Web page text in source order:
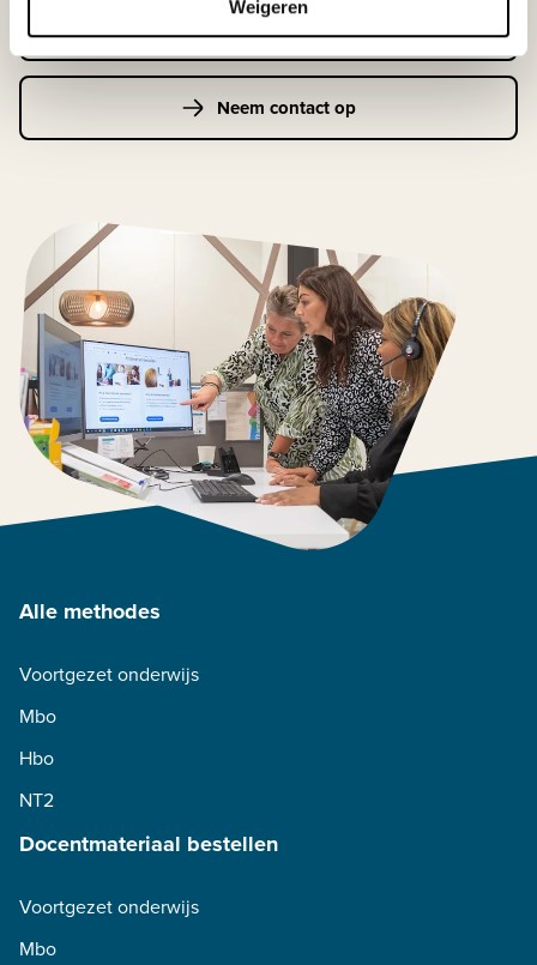
Weigeren
Klantenservice
Neem contact op
Alle methodes
Voortgezet onderwijs
Mbo
Hbo
NT2
Docentmateriaal bestellen
Voortgezet onderwijs
Mbo